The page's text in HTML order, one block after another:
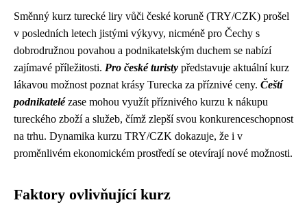
Směnný kurz turecké liry vůči české koruně (TRY/CZK) prošel
v posledních letech jistými výkyvy, nicméně pro Čechy s
dobrodružnou povahou a podnikatelským duchem se nabízí
zajímavé příležitosti. Pro české turisty představuje aktuální kurz
lákavou možnost poznat krásy Turecka za příznivé ceny. Čeští
podnikatelézase mohou využít příznivého kurzu k nákupu
tureckého zboží a služeb, čímž zlepší svou konkurenceschopnost
na trhu. Dynamika kurzu TRY/CZK dokazuje, že i v
proměnlivém ekonomickém prostředí se otevírají nové možnosti.
Faktory ovlivňující kurz